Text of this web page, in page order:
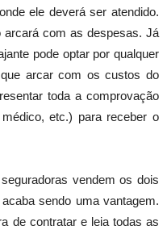
ele deverá ser atendido.
com as despesas. Já
pode optar por qualquer
arcar com os custos do
toda a comprovação
etc.) para receber o
vendem os dois
sendo uma vantagem.
de contratar e leia todas as